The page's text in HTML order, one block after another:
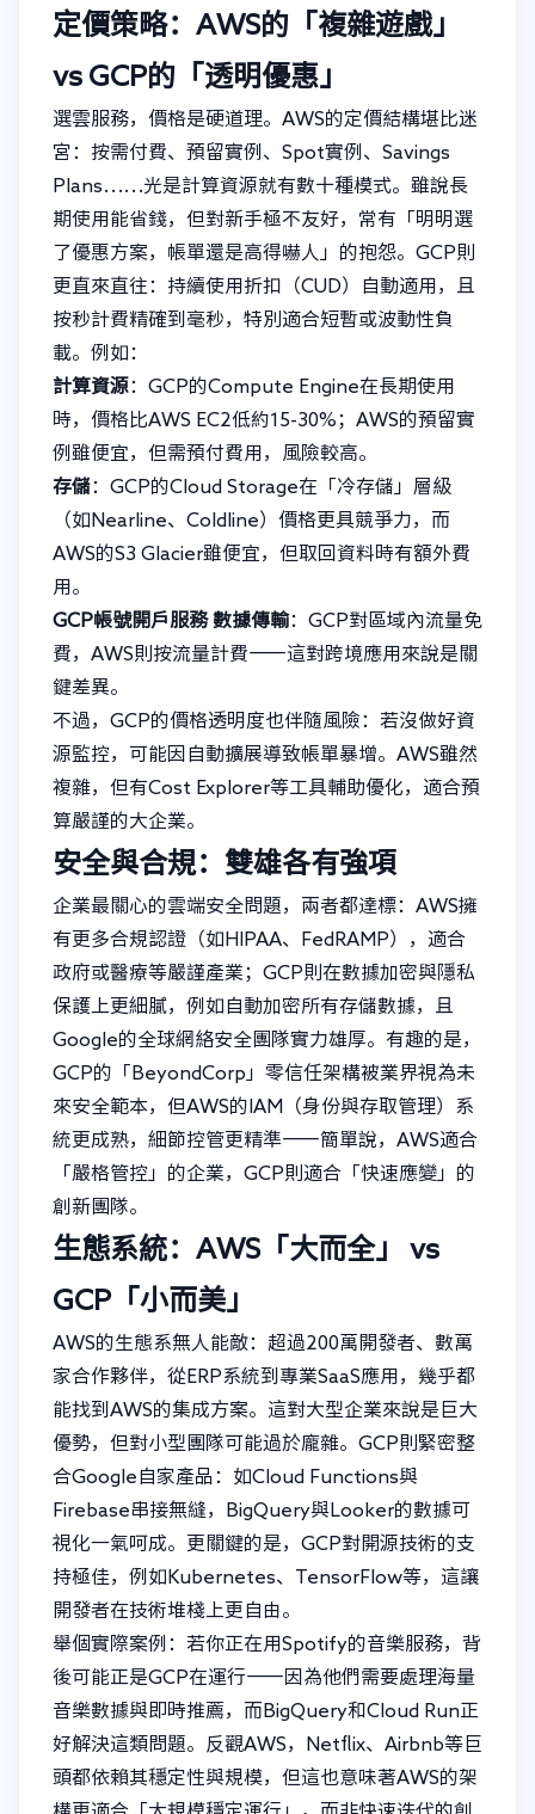
定價策略：AWS的「複雜遊戲」
vs GCP的「透明優惠」
選雲服務，價格是硬道理。AWS的定價結構堪比迷
宮：按需付費、預留實例、Spot實例、Savings
Plans……光是計算資源就有數十種模式。雖說長
期使用能省錢，但對新手極不友好，常有「明明選
了優惠方案，帳單還是高得嚇人」的抱怨。GCP則
更直來直往：持續使用折扣（CUD）自動適用，且
按秒計費精確到毫秒，特別適合短暫或波動性負
載。例如：
計算資源：GCP的Compute Engine在長期使用
時，價格比AWS EC2低約15-30%；AWS的預留實
例雖便宜，但需預付費用，風險較高。
存儲：GCP的Cloud Storage在「冷存儲」層級
（如Nearline、Coldline）價格更具競爭力，而
AWS的S3 Glacier雖便宜，但取回資料時有額外費
用。
GCP帳號開戶服務 數據傳輸：GCP對區域內流量免
費，AWS則按流量計費——這對跨境應用來說是關
鍵差異。
不過，GCP的價格透明度也伴隨風險：若沒做好資
源監控，可能因自動擴展導致帳單暴增。AWS雖然
複雜，但有Cost Explorer等工具輔助優化，適合預
算嚴謹的大企業。
安全與合規：雙雄各有強項
企業最關心的雲端安全問題，兩者都達標：AWS擁
有更多合規認證（如HIPAA、FedRAMP），適合
政府或醫療等嚴謹產業；GCP則在數據加密與隱私
保護上更細膩，例如自動加密所有存儲數據，且
Google的全球網絡安全團隊實力雄厚。有趣的是，
GCP的「BeyondCorp」零信任架構被業界視為未
來安全範本，但AWS的IAM（身份與存取管理）系
統更成熟，細節控管更精準——簡單說，AWS適合
「嚴格管控」的企業，GCP則適合「快速應變」的
創新團隊。
生態系統：AWS「大而全」 vs
GCP「小而美」
AWS的生態系無人能敵：超過200萬開發者、數萬
家合作夥伴，從ERP系統到專業SaaS應用，幾乎都
能找到AWS的集成方案。這對大型企業來說是巨大
優勢，但對小型團隊可能過於龐雜。GCP則緊密整
合Google自家產品：如Cloud Functions與
Firebase串接無縫，BigQuery與Looker的數據可
視化一氣呵成。更關鍵的是，GCP對開源技術的支
持極佳，例如Kubernetes、TensorFlow等，這讓
開發者在技術堆棧上更自由。
舉個實際案例：若你正在用Spotify的音樂服務，背
後可能正是GCP在運行——因為他們需要處理海量
音樂數據與即時推薦，而BigQuery和Cloud Run正
好解決這類問題。反觀AWS，Netflix、Airbnb等巨
頭都依賴其穩定性與規模，但這也意味著AWS的架
構更適合「大規模穩定運行」，而非快速迭代的創